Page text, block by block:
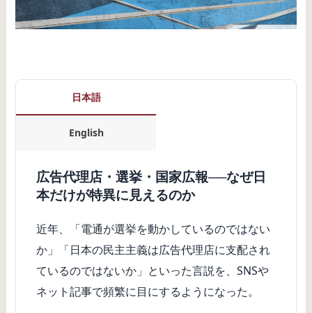
日本語
English
広告代理店・選挙・国家広報──なぜ日
本だけが特異に見えるのか
近年、「電通が選挙を動かしているのではない
か」「日本の民主主義は広告代理店に支配され
ているのではないか」といった言説を、SNSや
ネット記事で頻繁に目にするようになった。